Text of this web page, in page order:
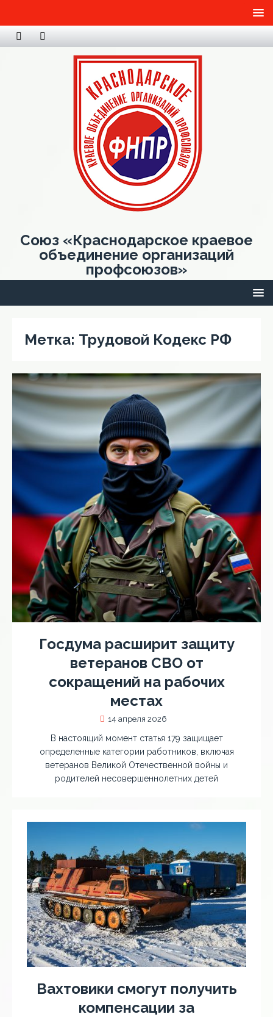
Союз «Краснодарское краевое
объединение организаций
профсоюзов»
Метка: Трудовой Кодекс РФ
Госдума расширит защиту
ветеранов СВО от
сокращений на рабочих
местах
14 апреля 2026
В настоящий момент статья 179 защищает
определенные категории работников, включая
ветеранов Великой Отечественной войны и
родителей несовершеннолетних детей
Вахтовики смогут получить
компенсации за